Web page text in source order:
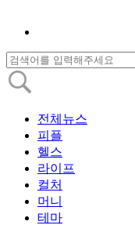
전체뉴스
피플
헬스
라이프
컬처
머니
테마